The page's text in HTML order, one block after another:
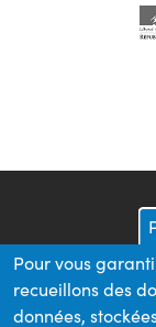
Pour vous
recueillons des
données,